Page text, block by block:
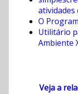
atividades
O
Utilitário
Ambiente
Veja a